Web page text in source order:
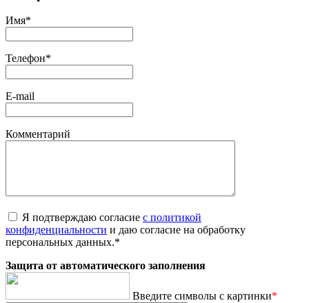
Имя*
Телефон*
E-mail
Комментарий
Я подтверждаю согласие с политикой
конфиденциальности и даю согласие на обработку
персональных данных.*
Защита от автоматического заполнения
Введите символы с картинки*